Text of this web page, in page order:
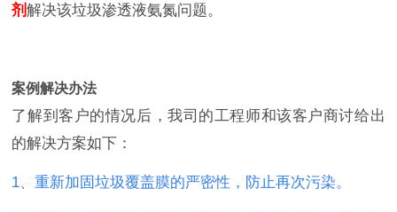
剂解决该垃圾渗透液氨氮问题。
案例解决办法
了解到客户的情况后，我司的工程师和该客户商讨给出
的解决方案如下：
1、重新加固垃圾覆盖膜的严密性，防止再次污染。